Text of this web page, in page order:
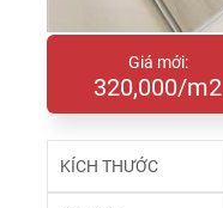
Giá mới:
320,000/m2
KÍCH THƯỚC